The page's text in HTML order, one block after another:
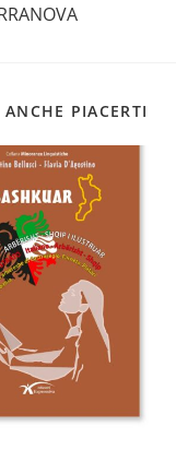
ANCHE PIACERTI